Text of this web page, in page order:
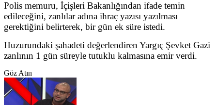
Polis memuru, İçişleri Bakanlığından ifade temin
edileceğini, zanlılar adına ihraç yazısı yazılması
gerektiğini belirterek, bir gün ek süre istedi.
Huzurundaki şahadeti değerlendiren Yargıç Şevket Gazi
zanlının 1 gün süreyle tutuklu kalmasına emir verdi.
Göz Atın